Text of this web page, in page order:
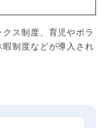
ス制度、育児やボラ
制度などが導入され